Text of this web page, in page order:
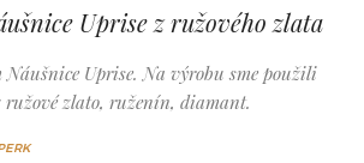
Uprise z ružového zlata
Náušnice Uprise. Na výrobu sme použili
zlato, ruženín, diamant.